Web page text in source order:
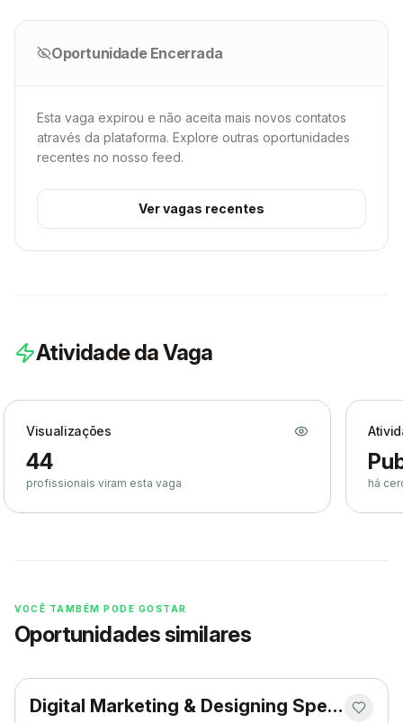
Oportunidade Encerrada
Esta vaga expirou e não aceita mais novos contatos
através da plataforma. Explore outras oportunidades
recentes no nosso feed.
Ver vagas recentes
Atividade da Vaga
Visualizações
44
profissionais viram esta vaga há
VOCÊ TAMBÉM PODE GOSTAR
Oportunidades similares
Digital Marketing & Designing Specialist